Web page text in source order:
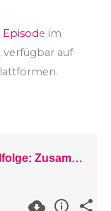
e im
, verfügbar auf